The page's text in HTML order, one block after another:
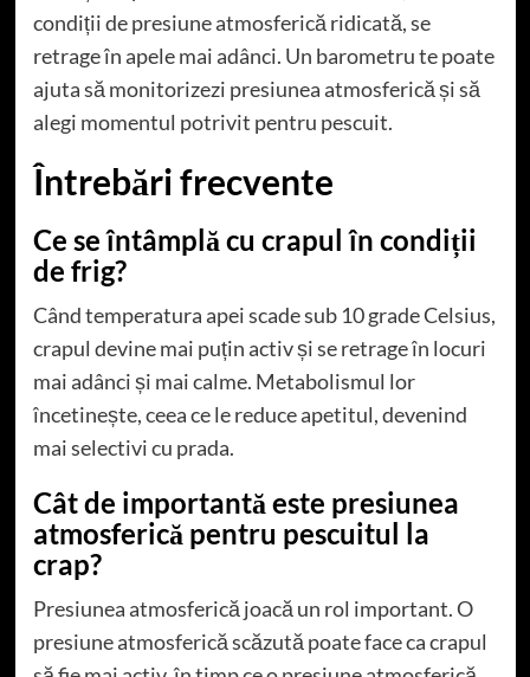
condiții de presiune atmosferică ridicată, se
retrage în apele mai adânci. Un barometru te poate
ajuta să monitorizezi presiunea atmosferică și să
alegi momentul potrivit pentru pescuit.
Întrebări frecvente
Ce se întâmplă cu crapul în condiții
de frig?
Când temperatura apei scade sub 10 grade Celsius,
crapul devine mai puțin activ și se retrage în locuri
mai adânci și mai calme. Metabolismul lor
încetinește, ceea ce le reduce apetitul, devenind
mai selectivi cu prada.
Cât de importantă este presiunea
atmosferică pentru pescuitul la
crap?
Presiunea atmosferică joacă un rol important. O
presiune atmosferică scăzută poate face ca crapul